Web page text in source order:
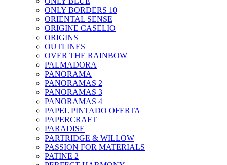
ONLY BORDERS 10
ORIENTAL SENSE
ORIGINE CASELIO
ORIGINS
OUTLINES
OVER THE RAINBOW
PALMADORA
PANORAMA
PANORAMAS 2
PANORAMAS 3
PANORAMAS 4
PAPEL PINTADO OFERTA
PAPERCRAFT
PARADISE
PARTRIDGE & WILLOW
PASSION FOR MATERIALS
PATINE 2